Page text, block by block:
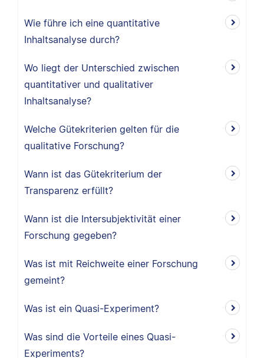
Wie führe ich eine quantitative
Inhaltsanalyse durch?
Wo liegt der Unterschied zwischen
quantitativer und qualitativer
Inhaltsanalyse?
Welche Gütekriterien gelten für die
qualitative Forschung?
Wann ist das Gütekriterium der
Transparenz erfüllt?
Wann ist die Intersubjektivität einer
Forschung gegeben?
Was ist mit Reichweite einer Forschung
gemeint?
Was ist ein Quasi-Experiment?
Was sind die Vorteile eines Quasi-
Experiments?